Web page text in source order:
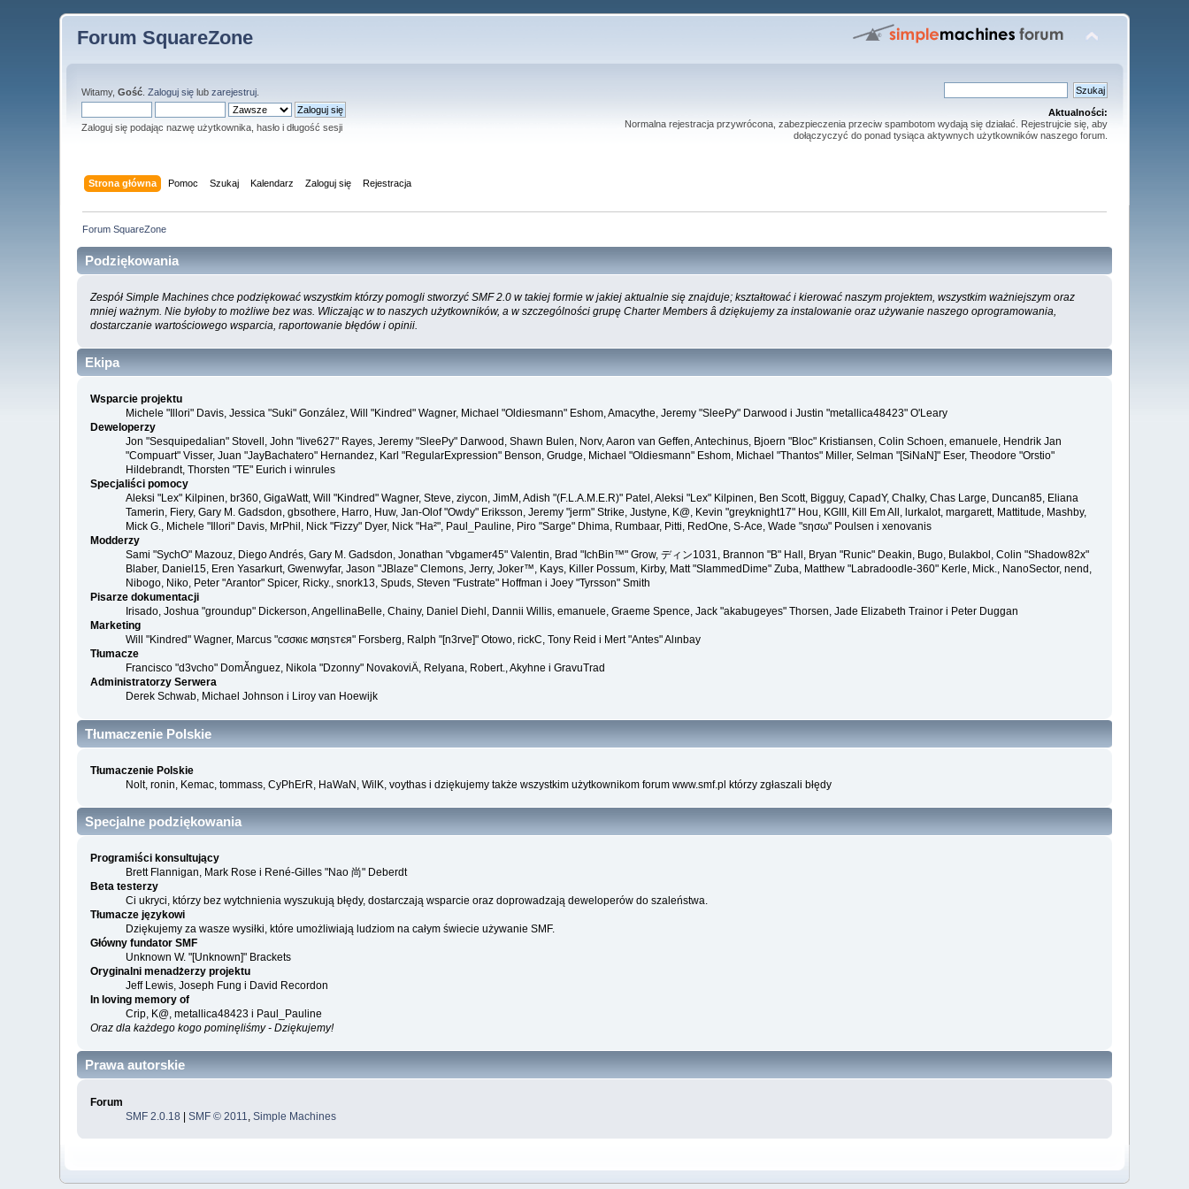
Forum SquareZone
Witamy,Gość .Zaloguj się lubzarejestruj
Zaloguj się podając nazwę użytkownika, hasło i długość sesji
Aktualności:
Normalna rejestracja przywrócona, zabezpieczenia przeciw spambotom wydają się działać. Rejestrujcie się, aby
dołączyczyć do ponad tysiąca aktywnych użytkowników naszego forum.
Strona główna Pomoc Szukaj Kalendarz Zaloguj się Rejestracja
Forum SquareZone
Podziękowania
Zespół Simple Machines chce podziękować wszystkim którzy pomogli stworzyć SMF 2.0 w takiej formie w jakiej aktualnie się znajduje; kształtować i kierować naszym projektem, wszystkim ważniejszym oraz
mniej ważnym. Nie byłoby to możliwe bez was. Wliczając w to naszych użytkowników, a w szczególności grupę Charter Members â dziękujemy za instalowanie oraz używanie naszego oprogramowania,
dostarczanie wartościowego wsparcia, raportowanie błędów i opinii.
Ekipa
Wsparcie projektu
Michele "Illori" Davis, Jessica "Suki" González, Will "Kindred" Wagner, Michael "Oldiesmann" Eshom, Amacythe, Jeremy "SleePy" Darwood i Justin "metallica48423" O'Leary
Deweloperzy
Jon "Sesquipedalian" Stovell, John "live627" Rayes, Jeremy "SleePy" Darwood, Shawn Bulen, Norv, Aaron van Geffen, Antechinus, Bjoern "Bloc" Kristiansen, Colin Schoen, emanuele, Hendrik Jan
"Compuart" Visser, Juan "JayBachatero" Hernandez, Karl "RegularExpression" Benson, Grudge, Michael "Oldiesmann" Eshom, Michael "Thantos" Miller, Selman "[SiNaN]" Eser, Theodore "Orstio"
Hildebrandt, Thorsten "TE" Eurich i winrules
Specjaliści pomocy
Aleksi "Lex" Kilpinen, br360, GigaWatt, Will "Kindred" Wagner, Steve, ziycon, JimM, Adish "(F.L.A.M.E.R)" Patel, Aleksi "Lex" Kilpinen, Ben Scott, Bigguy, CapadY, Chalky, Chas Large, Duncan85, Eliana
Tamerin, Fiery, Gary M. Gadsdon, gbsothere, Harro, Huw, Jan-Olof "Owdy" Eriksson, Jeremy "jerm" Strike, Justyne, K@, Kevin "greyknight17" Hou, KGIII, Kill Em All, lurkalot, margarett, Mattitude, Mashby,
Mick G., Michele "Illori" Davis, MrPhil, Nick "Fizzy" Dyer, Nick "Ha²", Paul_Pauline, Piro "Sarge" Dhima, Rumbaar, Pitti, RedOne, S-Ace, Wade "sησω" Poulsen i xenovanis
Modderzy
Sami "SychO" Mazouz, Diego Andrés, Gary M. Gadsdon, Jonathan "vbgamer45" Valentin, Brad "IchBin™" Grow, ディン1031, Brannon "B" Hall, Bryan "Runic" Deakin, Bugo, Bulakbol, Colin "Shadow82x"
Blaber, Daniel15, Eren Yasarkurt, Gwenwyfar, Jason "JBlaze" Clemons, Jerry, Joker™, Kays, Killer Possum, Kirby, Matt "SlammedDime" Zuba, Matthew "Labradoodle-360" Kerle, Mick., NanoSector, nend,
Nibogo, Niko, Peter "Arantor" Spicer, Ricky., snork13, Spuds, Steven "Fustrate" Hoffman i Joey "Tyrsson" Smith
Pisarze dokumentacji
Irisado, Joshua "groundup" Dickerson, AngellinaBelle, Chainy, Daniel Diehl, Dannii Willis, emanuele, Graeme Spence, Jack "akabugeyes" Thorsen, Jade Elizabeth Trainor i Peter Duggan
Marketing
Will "Kindred" Wagner, Marcus "cσσкιє мσηѕтєя" Forsberg, Ralph "[n3rve]" Otowo, rickC, Tony Reid i Mert "Antes" Alınbay
Tłumacze
Francisco "d3vcho" DomĂ­nguez, Nikola "Dzonny" NovakoviÄ, Relyana, Robert., Akyhne i GravuTrad
Administratorzy Serwera
Derek Schwab, Michael Johnson i Liroy van Hoewijk
Tłumaczenie Polskie
Tłumaczenie Polskie
Nolt, ronin, Kemac, tommass, CyPhErR, HaWaN, WilK, voythas i dziękujemy także wszystkim użytkownikom forum www.smf.pl którzy zgłaszali błędy
Specjalne podziękowania
Programiści konsultujący
Brett Flannigan, Mark Rose i René-Gilles "Nao 尚" Deberdt
Beta testerzy
Ci ukryci, którzy bez wytchnienia wyszukują błędy, dostarczają wsparcie oraz doprowadzają deweloperów do szaleństwa.
Tłumacze językowi
Dziękujemy za wasze wysiłki, które umożliwiają ludziom na całym świecie używanie SMF.
Główny fundator SMF
Unknown W. "[Unknown]" Brackets
Oryginalni menadżerzy projektu
Jeff Lewis, Joseph Fung i David Recordon
In loving memory of
Crip, K@, metallica48423 i Paul_Pauline
Oraz dla każdego kogo pominęliśmy - Dziękujemy!
Prawa autorskie
Forum
SMF 2.0.18 |SMF © 2011 ,Simple Machines